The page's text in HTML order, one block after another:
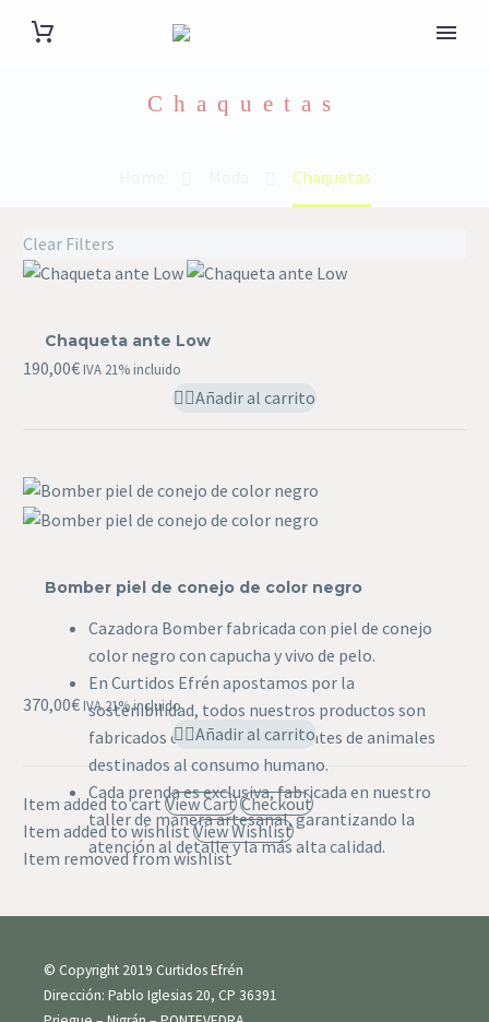
Chaquetas
Chaquetas
Clear Filters
Low
Chaqueta ante Low
190,00€ IVA 21% incluido
Añadir al carrito
conejo
negro
Bomber piel de conejo de color negro
Cazadora Bomber fabricada con piel de conejo
color negro con capucha y vivo de pelo.
En Curtidos Efrén apostamos por la
sostenibilidad, todos nuestros productos son
fabricados con pieles procedentes de animales
destinados al consumo humano.
Cada prenda es exclusiva, fabricada en nuestro
taller de manera artesanal, garantizando la
atención al detalle y la más alta calidad.
370,00€ IVA 21% incluido
Añadir al carrito
Item added to cartView Cart Checkout
Item added to wishlistView Wishlist
Item removed from wishlist
© Copyright 2019 Curtidos Efrén
Dirección: Pablo Iglesias 20, CP 36391